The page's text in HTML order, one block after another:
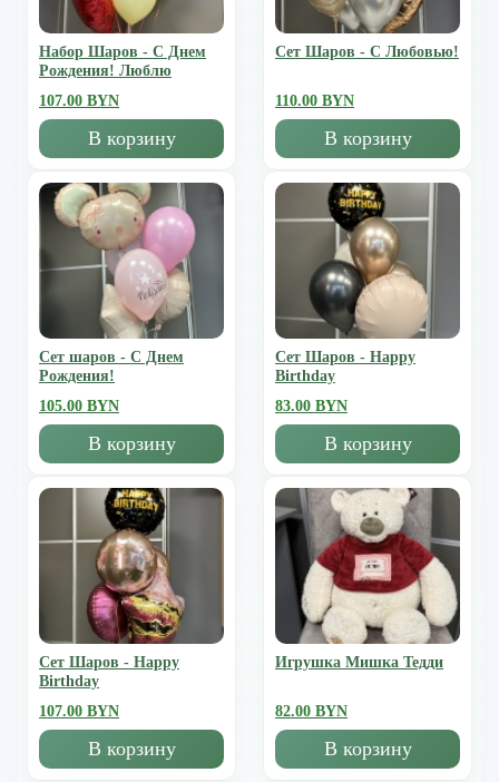
Набор Шаров - С Днем
Рождения! Люблю
107.00 BYN
В корзину
Сет Шаров - С Любовью!
110.00 BYN
В корзину
Сет шаров - С Днем
Рождения!
105.00 BYN
В корзину
Сет Шаров - Happy
Birthday
83.00 BYN
В корзину
Сет Шаров - Happy
Birthday
107.00 BYN
В корзину
Игрушка Мишка Тедди
82.00 BYN
В корзину